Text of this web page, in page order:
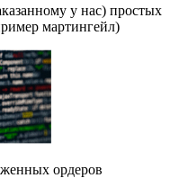
у нас) простых
мартингейл)
ордеров